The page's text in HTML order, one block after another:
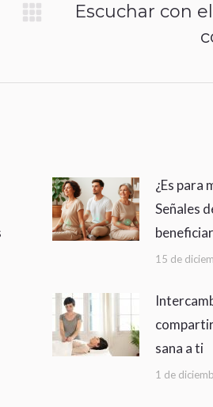
Publicación
Escuchar con
¿Es para
Señales
15 de
sana a ti
1 de